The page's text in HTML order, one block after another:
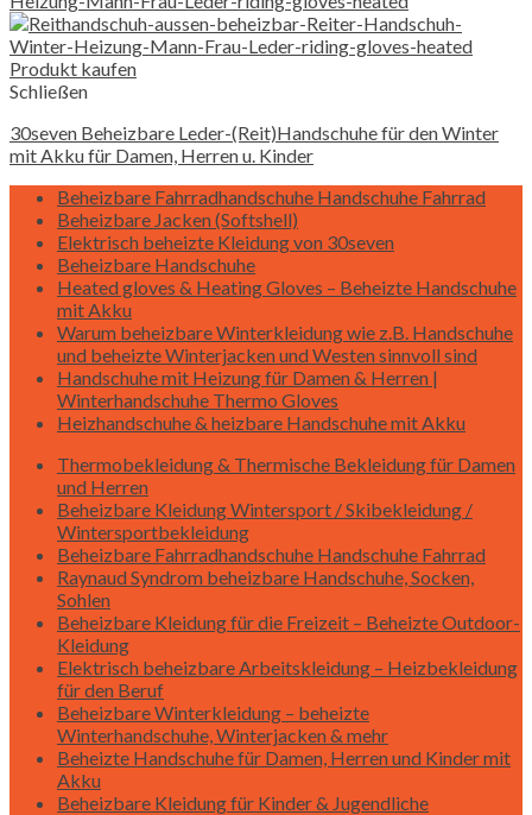
Produkt kaufen
Schließen
30seven Beheizbare Leder-(Reit)Handschuhe für den Winter
mit Akku für Damen, Herren u. Kinder
Beheizbare Fahrradhandschuhe Handschuhe Fahrrad
Beheizbare Jacken (Softshell)
Elektrisch beheizte Kleidung von 30seven
Beheizbare Handschuhe
Heated gloves & Heating Gloves – Beheizte Handschuhe
mit Akku
Warum beheizbare Winterkleidung wie z.B. Handschuhe
und beheizte Winterjacken und Westen sinnvoll sind
Handschuhe mit Heizung für Damen & Herren |
Winterhandschuhe Thermo Gloves
Heizhandschuhe & heizbare Handschuhe mit Akku
Thermobekleidung & Thermische Bekleidung für Damen
und Herren
Beheizbare Kleidung Wintersport / Skibekleidung /
Wintersportbekleidung
Beheizbare Fahrradhandschuhe Handschuhe Fahrrad
Raynaud Syndrom beheizbare Handschuhe, Socken,
Sohlen
Beheizbare Kleidung für die Freizeit – Beheizte Outdoor-
Kleidung
Elektrisch beheizbare Arbeitskleidung – Heizbekleidung
für den Beruf
Beheizbare Winterkleidung – beheizte
Winterhandschuhe, Winterjacken & mehr
Beheizte Handschuhe für Damen, Herren und Kinder mit
Akku
Beheizbare Kleidung für Kinder & Jugendliche